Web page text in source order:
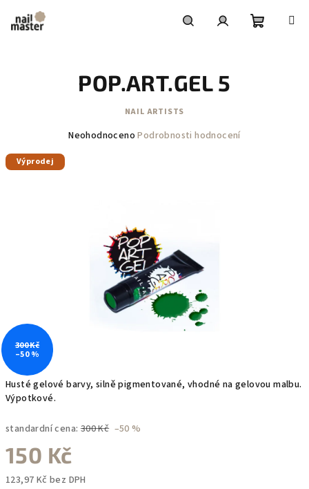
obsah
Husté gelové barvy, silně pigmentované, vhodné na gelovou malbu.
Výpotkové.
standardní cena: 300 Kč –50 %
150 Kč
123,97 Kč bez DPH
POP.ART.GEL 5
NAIL ARTISTS
Průměrné
hvězdiček.
Neohodnoceno Podrobnosti hodnocení
Výprodej
300 Kč
–50 %